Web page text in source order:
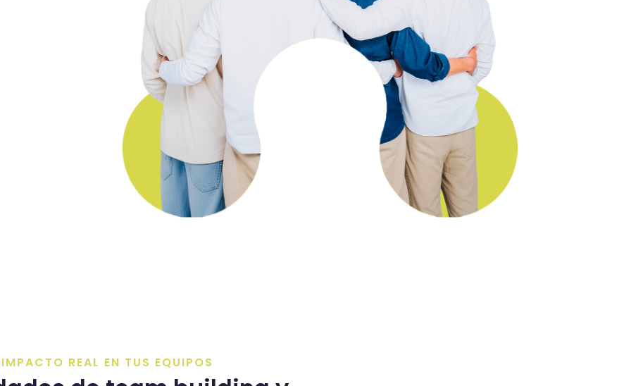
IMPACTO REAL EN TUS EQUIPOS